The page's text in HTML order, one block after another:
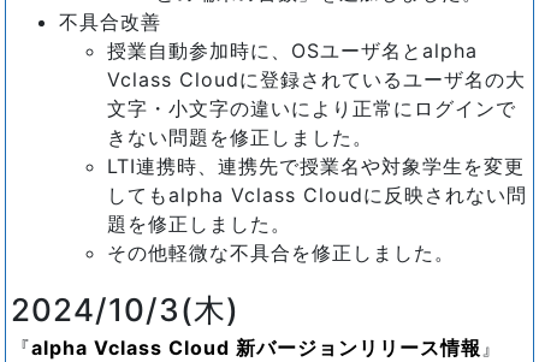
不具合改善
授業自動参加時に、OSユーザ名とalpha
Vclass Cloudに登録されているユーザ名の大
文字・小文字の違いにより正常にログインで
きない問題を修正しました。
LTI連携時、連携先で授業名や対象学生を変更
してもalpha Vclass Cloudに反映されない問
題を修正しました。
その他軽微な不具合を修正しました。
2024/10/3(木)
alpha Vclass Cloud 新バージョンリリース情報